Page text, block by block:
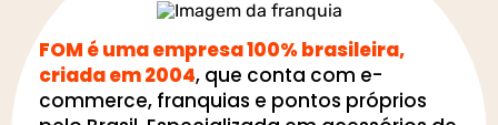
FOM é uma empresa 100% brasileira,
criada em 2004, que conta com e-
commerce, franquias e pontos próprios